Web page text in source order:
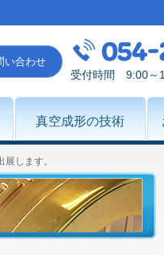
い合わせ
受付時間 9:00～
真空成形の技術
します。